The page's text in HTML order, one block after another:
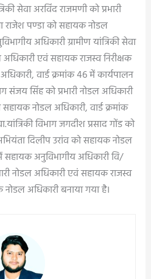
सेवा अरविंद राजमणी को प्रभारी
राजेश पण्डा को सहायक नोडल
अधिकारी ग्रामीण यांत्रिकी सेवा
अधिकारी एवं सहायक राजस्व निरीक्षक
वार्ड क्रमांक 46 में कार्यपालन
संजय सिंह को प्रभारी नोडल अधिकारी
नोडल अधिकारी, वार्ड क्रमांक
विभाग जगदीश प्रसाद गोंड को
दिलीप उरांव को सहायक नोडल
सहायक अनुविभागीय अधिकारी वि/
नोडल अधिकारी एवं सहायक राजस्व
नोडल अधिकारी बनाया गया है।